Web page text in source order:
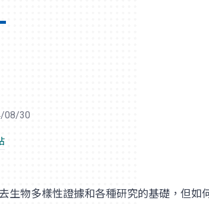
08/30
生物多樣性證據和各種研究的基礎，但